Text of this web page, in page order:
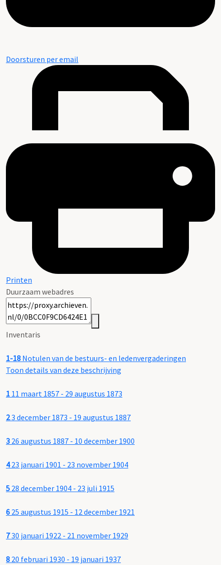
Doorsturen per email
Printen
Duurzaam webadres
Inventaris
1-18 Notulen van de bestuurs- en ledenvergaderingen
Toon details van deze beschrijving
1 11 maart 1857 - 29 augustus 1873
23 december 1873 - 19 augustus 1887
3 26 augustus 1887 - 10 december 1900
423 januari 1901 - 23 november 1904
5 28 december 1904 - 23 juli 1915
6 25 augustus 1915 - 12 december 1921
730 januari 1922 - 21 november 1929
8 20 februari 1930 - 19 januari 1937